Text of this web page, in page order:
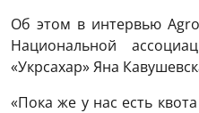
Об этом в интервью
Национальной
«Укрсахар» Яна
«Пока же у нас есть